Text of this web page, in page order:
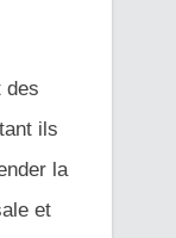
des
ils
la
et